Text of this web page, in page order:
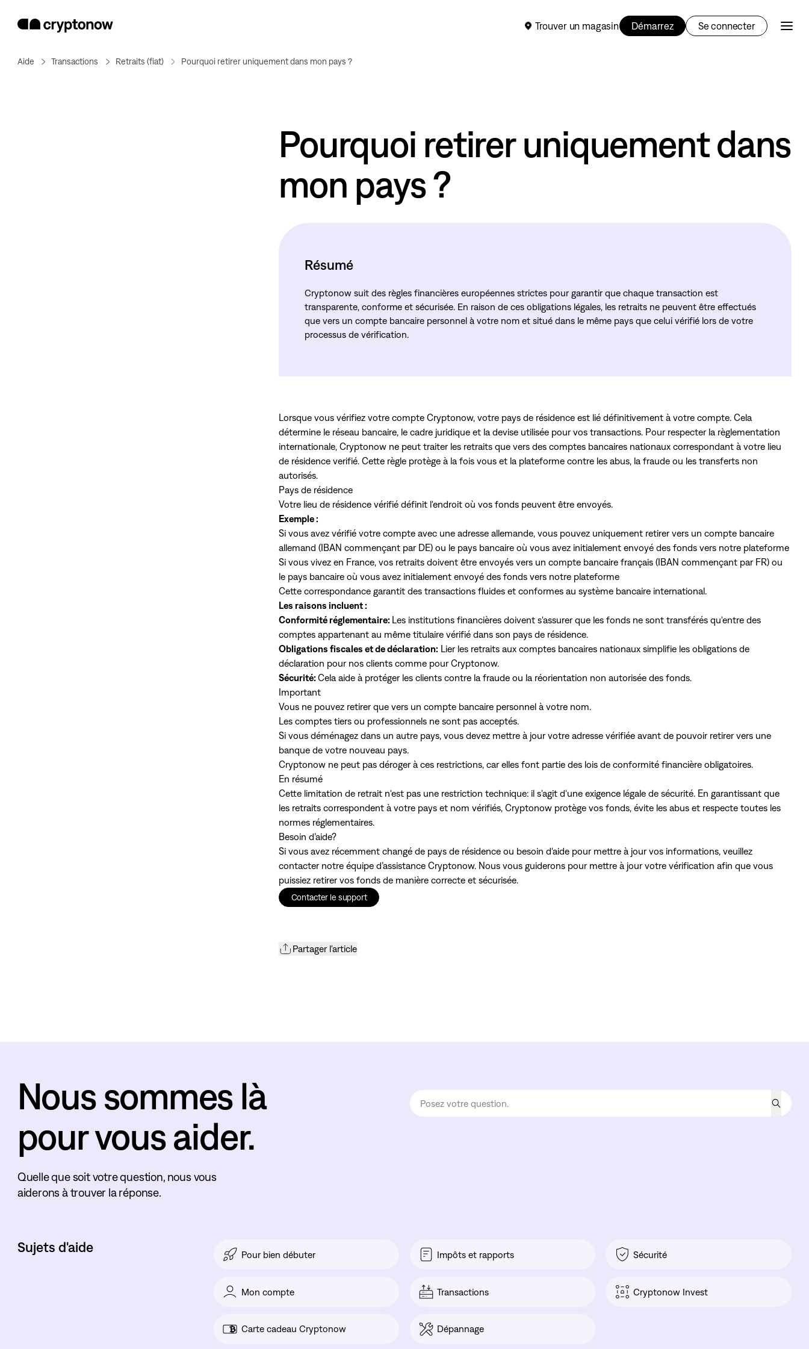
Trouver un magasin Démarrez Se connecter
Aide Transactions Retraits (fiat) Pourquoi retirer uniquement dans mon pays ?
Pourquoi retirer uniquement dans
mon pays ?
Résumé
Cryptonow suit des règles financières européennes strictes pour garantir que chaque transaction est
transparente, conforme et sécurisée. En raison de ces obligations légales, les retraits ne peuvent être effectués
que vers un compte bancaire personnel à votre nom et situé dans le même pays que celui vérifié lors de votre
processus de vérification.
Lorsque vous vérifiez votre compte Cryptonow, votre pays de résidence est lié définitivement à votre compte. Cela
détermine le réseau bancaire, le cadre juridique et la devise utilisée pour vos transactions. Pour respecter la règlementation
internationale, Cryptonow ne peut traiter les retraits que vers des comptes bancaires nationaux correspondant à votre lieu
de résidence verifié. Cette règle protège à la fois vous et la plateforme contre les abus, la fraude ou les transferts non
autorisés.
Pays de résidence
Votre lieu de résidence vérifié définit l'endroit où vos fonds peuvent être envoyés.
Exemple :
Si vous avez vérifié votre compte avec une adresse allemande, vous pouvez uniquement retirer vers un compte bancaire
allemand (IBAN commençant par DE) ou le pays bancaire où vous avez initialement envoyé des fonds vers notre plateforme
Si vous vivez en France, vos retraits doivent être envoyés vers un compte bancaire français (IBAN commençant par FR) ou
le pays bancaire où vous avez initialement envoyé des fonds vers notre plateforme
Cette correspondance garantit des transactions fluides et conformes au système bancaire international.
Les raisons incluent :
Conformité réglementaire: Les institutions financières doivent s'assurer que les fonds ne sont transférés qu'entre des
comptes appartenant au même titulaire vérifié dans son pays de résidence.
Obligations fiscales et de déclaration: Lier les retraits aux comptes bancaires nationaux simplifie les obligations de
déclaration pour nos clients comme pour Cryptonow.
Sécurité:Cela aide à protéger les clients contre la fraude ou la réorientation non autorisée des fonds.
Important
Vous ne pouvez retirer que vers un compte bancaire personnel à votre nom.
Les comptes tiers ou professionnels ne sont pas acceptés.
Si vous déménagez dans un autre pays, vous devez mettre à jour votre adresse vérifiée avant de pouvoir retirer vers une
banque de votre nouveau pays.
Cryptonow ne peut pas déroger à ces restrictions, car elles font partie des lois de conformité financière obligatoires.
En résumé
Cette limitation de retrait n'est pas une restriction technique: il s'agit d'une exigence légale de sécurité. En garantissant que
les retraits correspondent à votre pays et nom vérifiés, Cryptonow protège vos fonds, évite les abus et respecte toutes les
normes réglementaires.
Besoin d’aide?
Si vous avez récemment changé de pays de résidence ou besoin d'aide pour mettre à jour vos informations, veuillez
contacter notre équipe d’assistance Cryptonow. Nous vous guiderons pour mettre à jour votre vérification afin que vous
puissiez retirer vos fonds de manière correcte et sécurisée.
Contacter le support
Partager l'article
Nous sommes là
pour vous aider.
Quelle que soit votre question, nous vous
aiderons à trouver la réponse.
Sujets d'aide Pour bien débuter Impôts et rapports Sécurité
Mon compte Transactions Cryptonow Invest
Carte cadeau Cryptonow Dépannage